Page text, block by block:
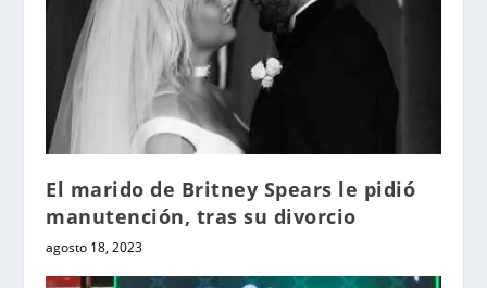
El marido de Britney Spears le pidió
manutención, tras su divorcio
agosto 18, 2023